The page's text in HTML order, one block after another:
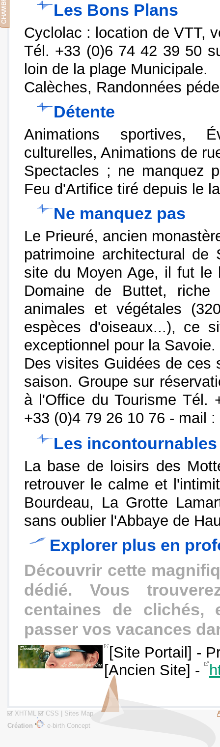
Les Bons Plans
Cyclolac : location de VTT,
Tél. +33 (0)6 74 42 39 50
loin de la plage Municipale.
Calèches, Randonnées
Détente
Animations sportives,
culturelles, Animations de
Spectacles ; ne manquez
Feu d'Artifice tiré depuis le
Ne manquez pas
Le Prieuré, ancien
patrimoine architectural
site du Moyen Age, il fut le
Domaine de Buttet, riche
animales et végétales
espèces d'oiseaux...), ce
exceptionnel pour la Savoie.
Des visites Guidées de ces
saison. Groupe sur
à l'Office du Tourisme
+33 (0)4 79 26 10 76 - mail
Les incontournables
La base de loisirs des
retrouver le calme et
Bourdeau, La Grotte
sans oublier l'Abbaye de
Explorer plus en
Découvrir cette
dédié. Vous
centaines de
passer vos vacances
[Site Portail] -
[Ancien Site] -
XHTML CSS
Sites Map
Création
e-birth Concept